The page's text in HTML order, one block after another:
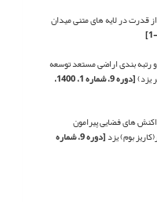
قدرت در لایه های متنی میدان
بندی اراضی مستعد توسعه
[دوره 9، شماره 1، 1400،
های فضایی پیرامون
بوم) یزد
[دوره 9، شماره